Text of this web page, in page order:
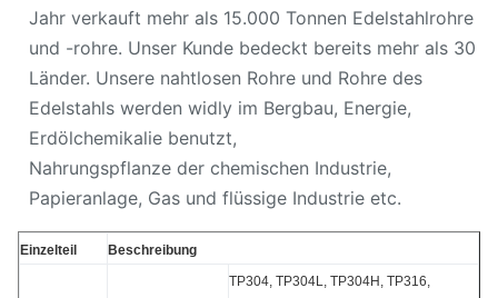
Jahr verkauft mehr als 15.000 Tonnen Edelstahlrohre
und -rohre. Unser Kunde bedeckt bereits mehr als 30
Länder. Unsere nahtlosen Rohre und Rohre des
Edelstahls werden widly im Bergbau, Energie,
Erdölchemikalie benutzt,
Nahrungspflanze der chemischen Industrie,
Papieranlage, Gas und flüssige Industrie etc.
Einzelteil Beschreibung
TP304, TP304L, TP304H, TP316,